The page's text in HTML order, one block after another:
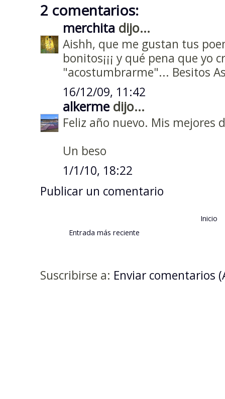
2 comentarios:
merchita dijo...
Aishh, que me gustan tus
bonitos¡¡¡ y qué pena que yo
"acostumbrarme"... Besitos
16/12/09, 11:42
alkermedijo...
Feliz año nuevo. Mis mejores
Un beso
1/1/10, 18:22
Publicar un comentario
Entrada más reciente
Inicio
Suscribirse a: Enviar comentarios